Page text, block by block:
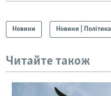
Новини Новини | Політика
Читайте також